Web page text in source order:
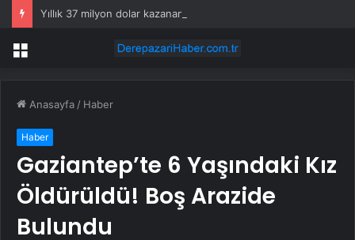
Menü
Anasayfa / Haber
Haber
Gaziantep’te 6 Yaşındaki Kız
Öldürüldü! Boş Arazide
Bulundu